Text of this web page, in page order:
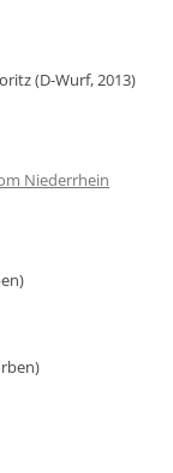
(D-Wurf, 2013)
Niederrhein